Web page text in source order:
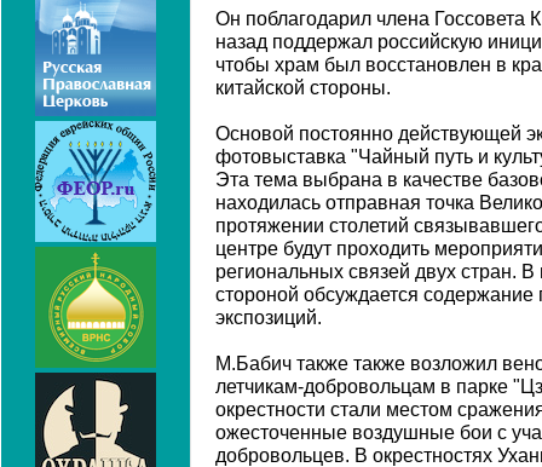
Он поблагодарил члена Госсовета
назад поддержал российскую
чтобы храм был восстановлен в
китайской стороны.
Основой постоянно действующей
фотовыставка "Чайный путь и
Эта тема выбрана в качестве
находилась отправная точка
протяжении столетий
центре будут проходить
региональных связей двух стран.
стороной обсуждается
экспозиций.
М.Бабич также также возложил
летчикам-добровольцам в парке
окрестности стали местом
ожесточенные воздушные бои с
добровольцев. В окрестностях